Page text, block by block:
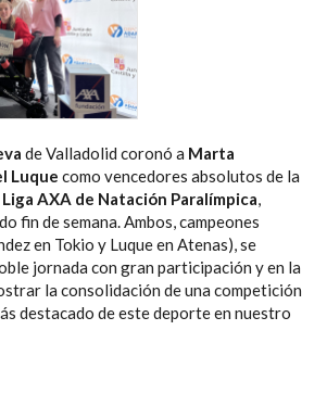
de Valladolid coronó a Marta
Luque como vencedores absolutos de la
Liga AXA de Natación Paralímpica,
fin de semana. Ambos, campeones
en Tokio y Luque en Atenas), se
jornada con gran participación y en la
la consolidación de una competición
destacado de este deporte en nuestro